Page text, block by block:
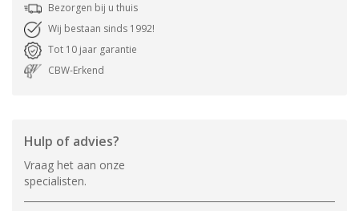
Bezorgen bij u thuis
Wij bestaan sinds 1992!
Tot 10 jaar garantie
CBW-Erkend
Hulp of advies?
Vraag het aan onze
specialisten.